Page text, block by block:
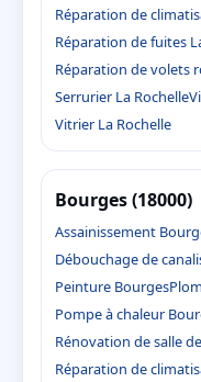
Réparation de
Réparation de fuites
Réparation de volets
Serrurier La Rochelle
Vitrier La Rochelle
Bourges (18000)
Assainissement
Débouchage de
Peinture Bourges
Pompe à chaleur
Rénovation de salle
Réparation de